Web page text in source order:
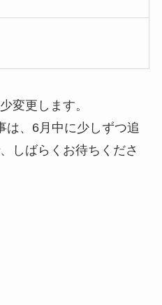
変更します。
は、6月中に少しずつ追
しばらくお待ちくださ